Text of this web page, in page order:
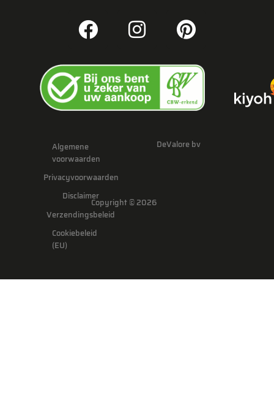
Copyright © 2026
DeValore bv
Algemene
voorwaarden
Privacyvoorwaarden
Disclaimer
Verzendingsbeleid
Cookiebeleid
(EU)